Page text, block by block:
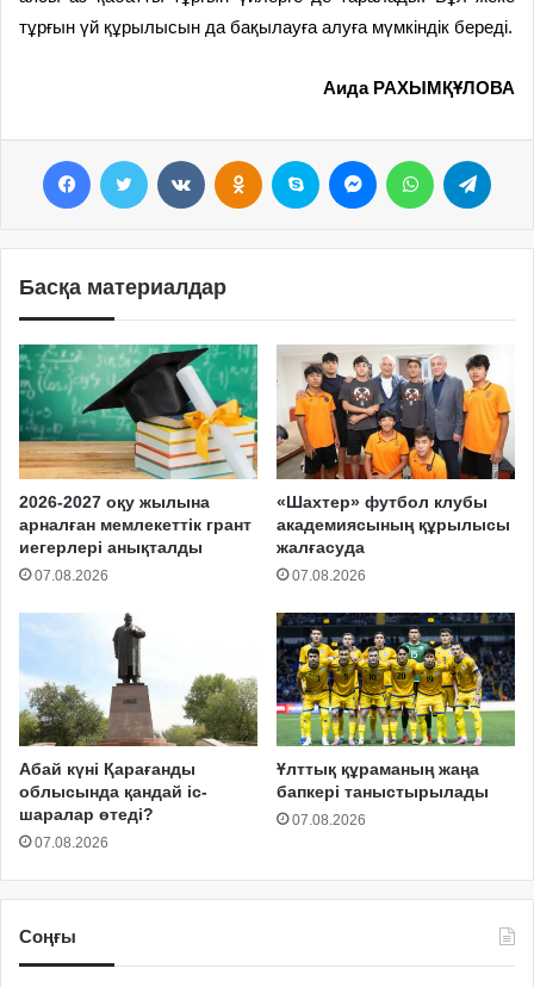
тұрғын үй құрылысын да бақылауға алуға мүмкіндік береді.
Аида РАХЫМҚҰЛОВА
Басқа материалдар
2026-2027 оқу жылына
арналған мемлекеттік грант
иегерлері анықталды
07.08.2026
«Шахтер» футбол клубы
академиясының құрылысы
жалғасуда
07.08.2026
Абай күні Қарағанды
облысында қандай іс-
шаралар өтеді?
07.08.2026
Ұлттық құраманың жаңа
бапкері таныстырылады
07.08.2026
Соңғы